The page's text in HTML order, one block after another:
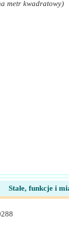
wyjściowego
wyjściowego
AC
metr kwadratowy)
Stałe, funkcje i